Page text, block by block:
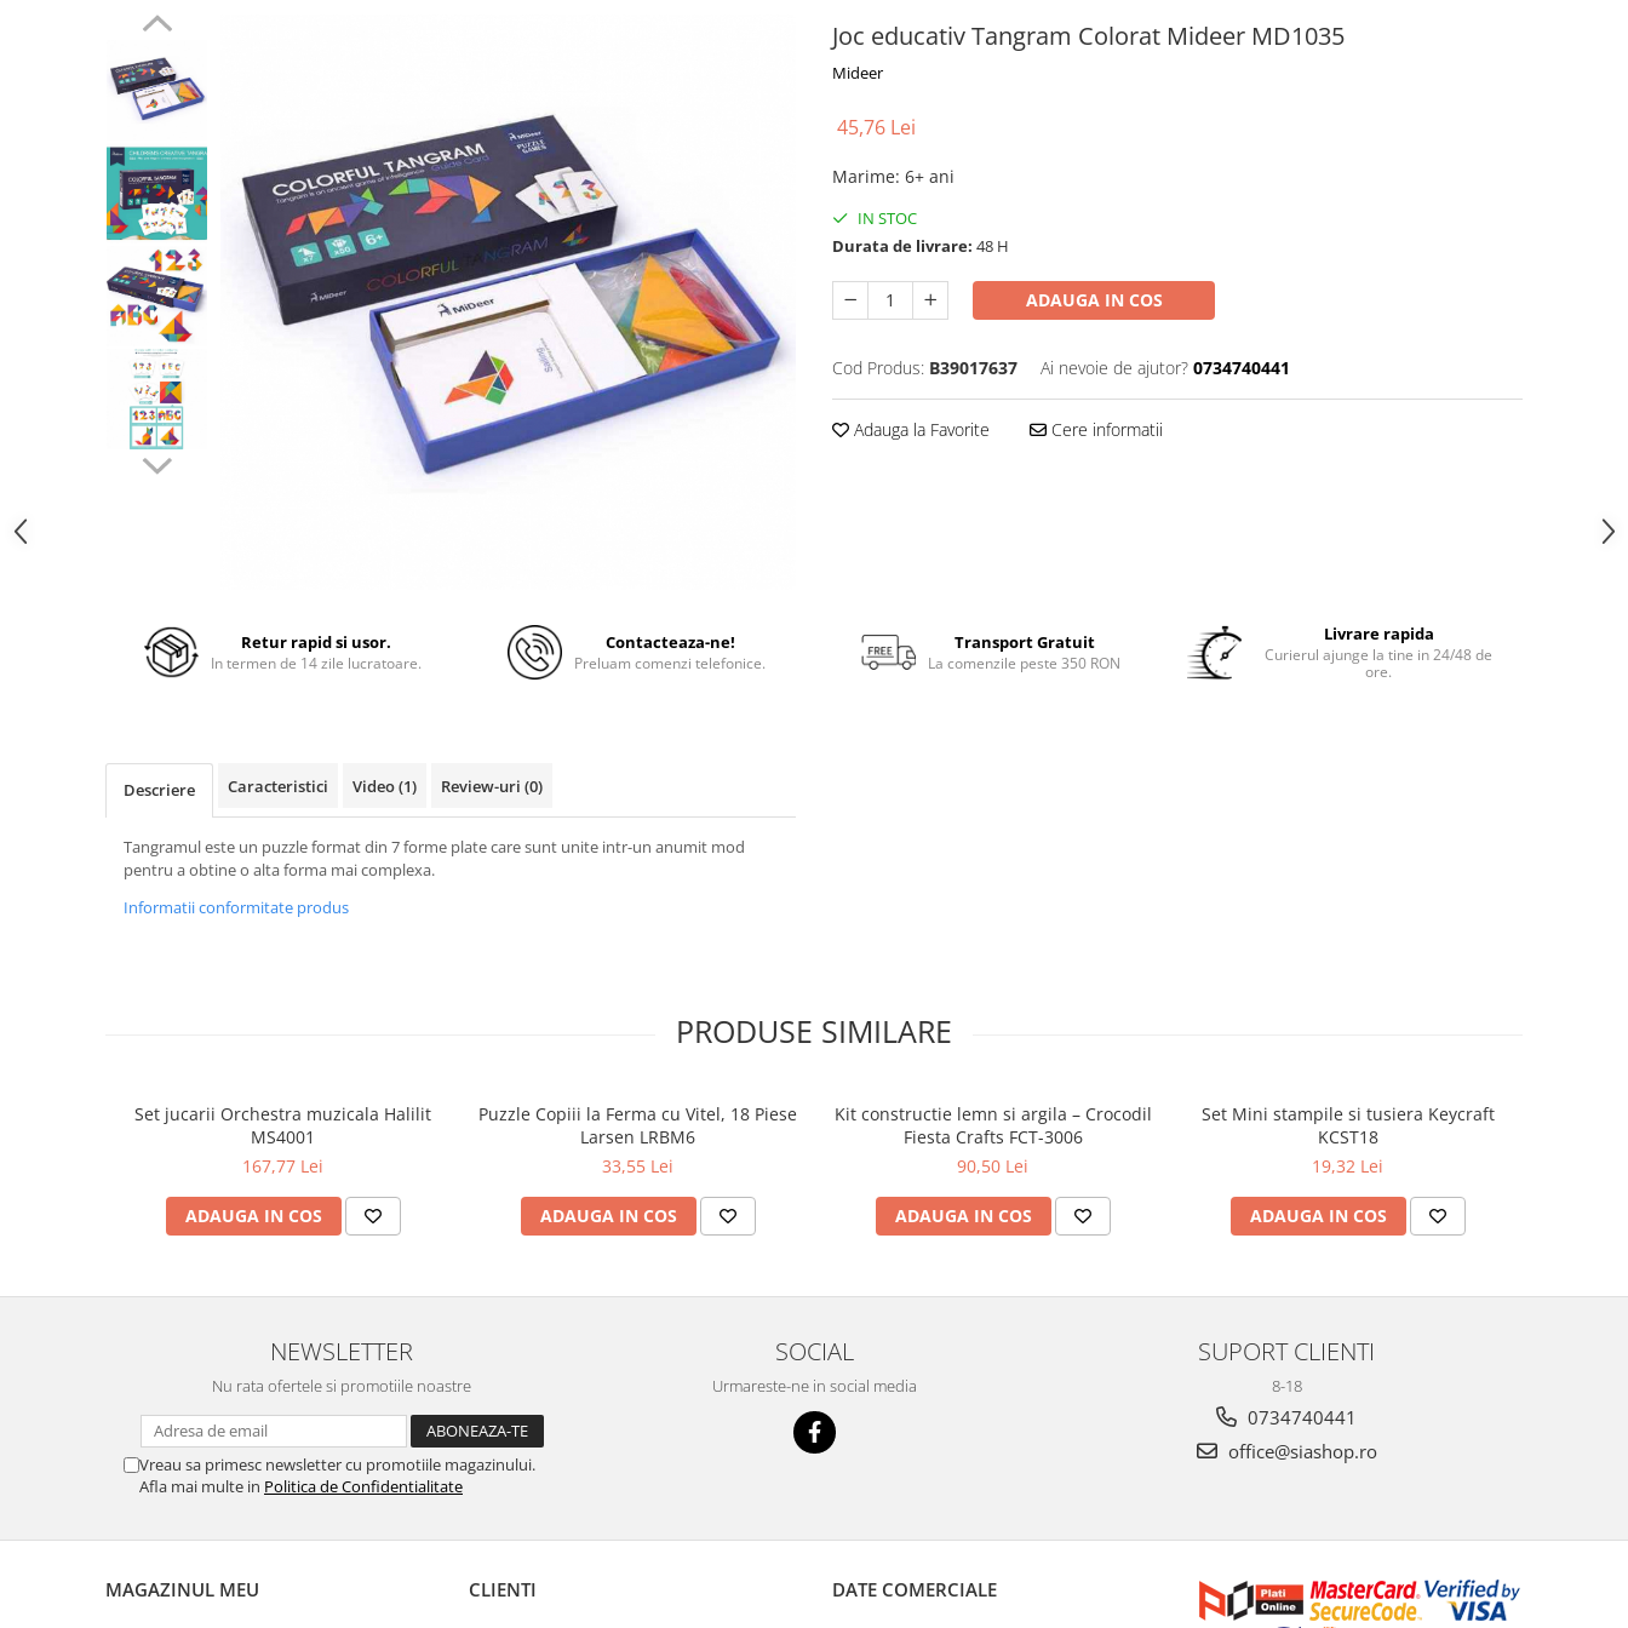
Joc educativ Tangram Colorat Mideer MD1035
Mideer
45,76 Lei
Marime: 6+ ani
IN STOC
Durata de livrare: 48 H
ADAUGA IN COS
Cod Produs: B39017637 Ai nevoie de ajutor? 0734740441
Adauga la Favorite Cere informatii
Retur rapid si usor.
In termen de 14 zile lucratoare.
Contacteaza-ne!
Preluam comenzi telefonice.
Transport Gratuit
La comenzile peste 350 RON
Livrare rapida
Curierul ajunge la tine in 24/48 de
ore.
Descriere Caracteristici Video(1) Review-uri (0)
Tangramul este un puzzle format din 7 forme plate care sunt unite intr-un anumit mod
pentru a obtine o alta forma mai complexa.
Informatii conformitate produs
PRODUSE SIMILARE
Set jucarii Orchestra muzicala Halilit
MS4001
167,77 Lei
ADAUGA IN COS
Puzzle Copiii la Ferma cu Vitel, 18 Piese
Larsen LRBM6
33,55 Lei
ADAUGA IN COS
Kit constructie lemn si argila – Crocodil
Fiesta Crafts FCT-3006
90,50 Lei
ADAUGA IN COS
Set Mini stampile si tusiera Keycraft
KCST18
19,32 Lei
ADAUGA IN COS
NEWSLETTER
Nu rata ofertele si promotiile noastre
Vreau sa primesc newsletter cu promotiile magazinului.
Afla mai multe in Politica de Confidentialitate
SOCIAL
Urmareste-ne in social media
SUPORT CLIENTI
8-18
0734740441
office@siashop.ro
MAGAZINUL MEU CLIENTI DATE COMERCIALE